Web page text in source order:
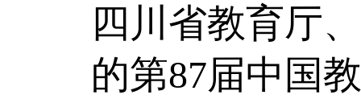
四川省教育厅
的第87届中国